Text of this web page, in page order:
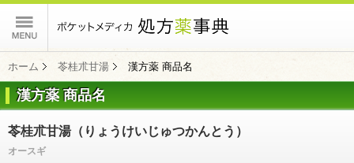
ポケットメディカ
コンテンツ
ホーム 苓桂朮甘湯 漢方薬 商品名
漢方薬 商品名
苓桂朮甘湯（りょうけいじゅつかんとう）
オースギ